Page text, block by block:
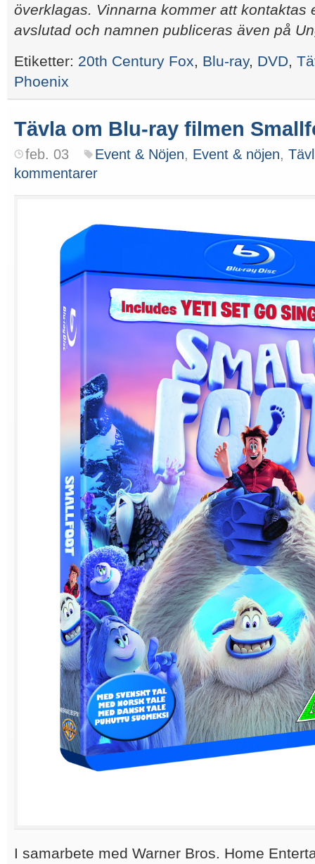
överklagas. Vinnarna kommer att kontaktas
avslutad och namnen publiceras även på
Etiketter: 20th Century Fox, Blu-ray, DVD,
Phoenix
Tävla om Blu-ray filmen
feb. 03 Event & Nöjen, Event & nöjen,
kommentarer
I samarbete med Warner Bros. Home